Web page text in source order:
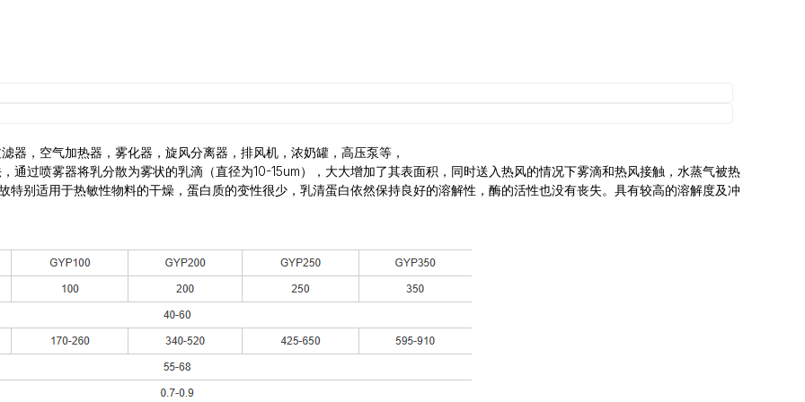
器，空气加热器，雾化器，旋风分离器，排风机，浓奶罐，高压泵等，
通过喷雾器将乳分散为雾状的乳滴（直径为10-15um），大大增加了其表面积，同时送入热风的情况下雾滴和热风接触，水蒸气被热
别适用于热敏性物料的干燥，蛋白质的变性很少，乳清蛋白依然保持良好的溶解性，酶的活性也没有丧失。具有较高的溶解度及冲